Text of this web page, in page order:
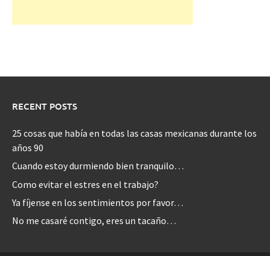
RECENT POSTS
25 cosas que había en todas las casas mexicanas durante los
años 90
Cuando estoy durmiendo bien tranquilo…
Como evitar el estres en el trabajo?
Ya fíjense en los sentimientos por favor…
No me casaré contigo, eres un tacaño…